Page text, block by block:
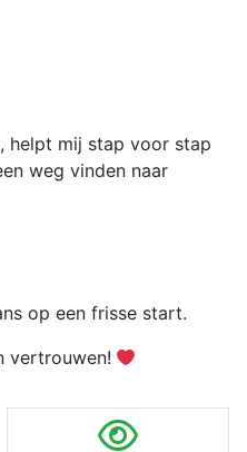
helpt mij stap voor stap
weg vinden naar
op een frisse start.
vertrouwen!